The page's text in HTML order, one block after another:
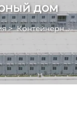
дом
>Контейнерный Дом